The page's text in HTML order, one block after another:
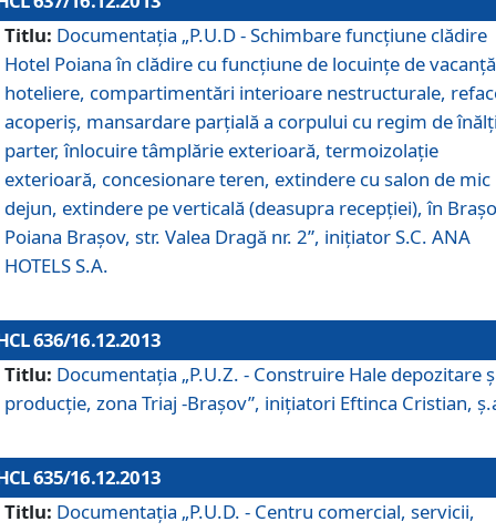
Titlu: Documentaţia „P.U.D - Schimbare funcţiune clădire
Hotel Poiana în clădire cu funcţiune de locuinţe de
hoteliere, compartimentări interioare nestructurale,
acoperiş, mansardare parţială a corpului cu regim de
parter, înlocuire tâmplărie exterioară, termoizolaţie
exterioară, concesionare teren, extindere cu salon de mic
dejun, extindere pe verticală (deasupra recepţiei), în
Poiana Braşov, str. Valea Dragă nr. 2”, iniţiator S.C. ANA
HOTELS S.A.
636/16.12.2013
Titlu: Documentaţia „P.U.Z. - Construire Hale depozitare
producţie, zona Triaj -Braşov”, iniţiatori Eftinca Cristian,
635/16.12.2013
Titlu: Documentaţia „P.U.D. - Centru comercial, servicii,